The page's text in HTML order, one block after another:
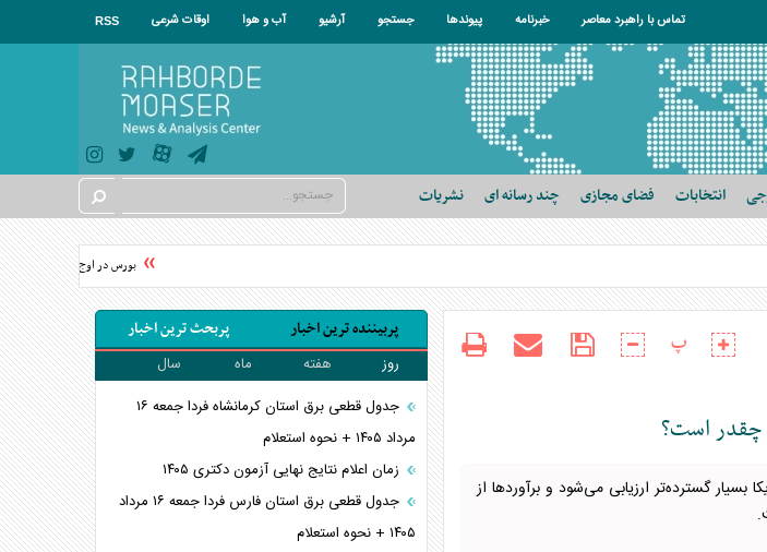
تماس با راهبرد معاصر خبرنامه پیوندها جستجو آرشیو آب و هوا اوقات شرعی RSS
انتخابات فضای مجازی چند رسانه ای نشریات
بورس در اوج؛ شاخص‌های بورس به
پ
چقدر است؟
بسیار گسترده‌تر ارزیابی می‌شود و برآورد‌ها از
پربیننده ترین اخبار پربحث ترین اخبار
روز هفته ماه
سال
جدول قطعی برق استان کرمانشاه فردا جمعه ۱۶
مرداد ۱۴۰۵ + نحوه استعلام
زمان اعلام نتایج نهایی آزمون دکتری ۱۴۰۵
جدول قطعی برق استان فارس فردا جمعه ۱۶ مرداد
۱۴۰۵ + نحوه استعلام